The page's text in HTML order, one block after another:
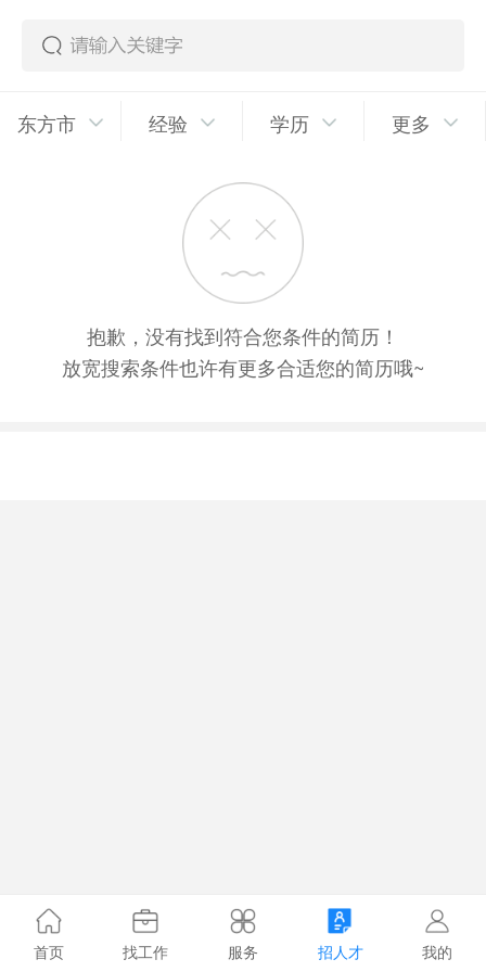
东方市 经验 学历 更多
抱歉，没有找到符合您条件的简历！
放宽搜索条件也许有更多合适您的简历哦~
首页 找工作 服务 招人才 我的